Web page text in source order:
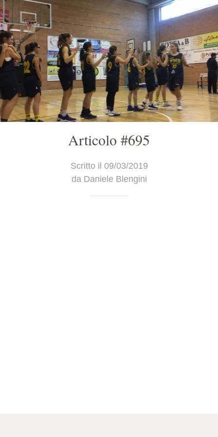
Articolo #695
Scritto il 09/03/2019
da Daniele Blengini